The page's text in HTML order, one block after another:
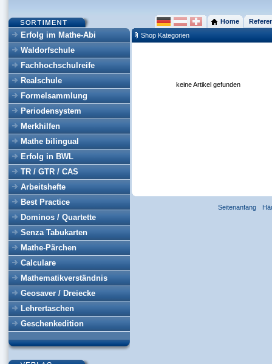
Erfolg im Mathe-Abi
Waldorfschule
Fachhochschulreife
Realschule
Formelsammlung
Periodensystem
Merkhilfen
Mathe bilingual
Erfolg in BWL
TR / GTR / CAS
Arbeitshefte
Best Practice
Dominos / Quartette
Senza Tabukarten
Mathe-Pärchen
Calculare
Mathematikverständnis
Geosaver / Dreiecke
Lehrertaschen
Geschenkedition
Home
Shop Kategorien
keine Artikel gefunden
Seitenanfang